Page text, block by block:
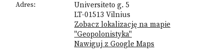
Adres:
Universiteto g. 5
LT-01513 Vilnius
Zobacz lokalizację na mapie
"Geopolonistyka"
Nawiguj z Google Maps